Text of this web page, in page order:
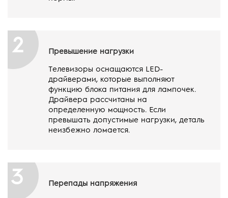
2
Превышение нагрузки
Телевизоры оснащаются LED-
драйверами, которые выполняют
функцию блока питания для лампочек.
Драйвера рассчитаны на
определенную мощность. Если
превышать допустимые нагрузки, деталь
неизбежно ломается.
3
Перепады напряжения